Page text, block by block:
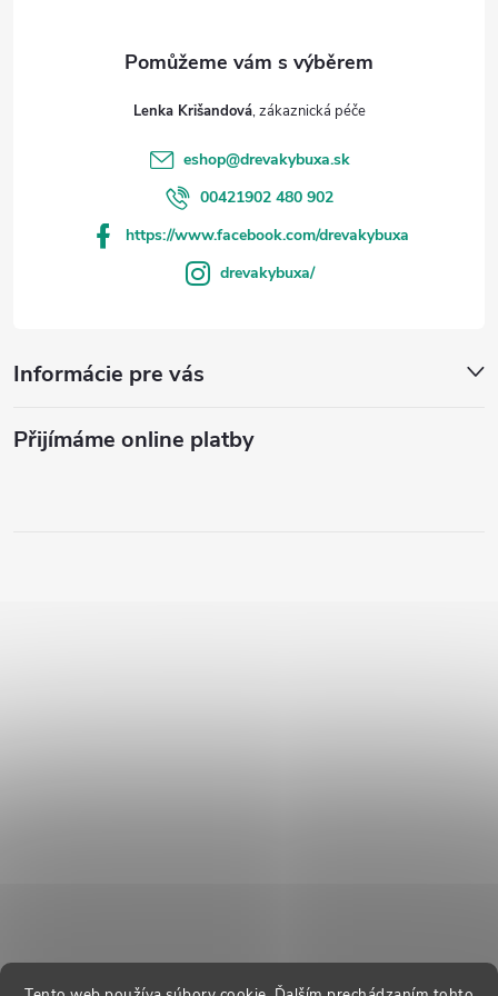
Lenka Krišandová
eshop@drevakybuxa.sk
00421902 480 902
https://www.facebook.com/drevakybuxa
drevakybuxa/
Informácie pre vás
Přijímáme online platby